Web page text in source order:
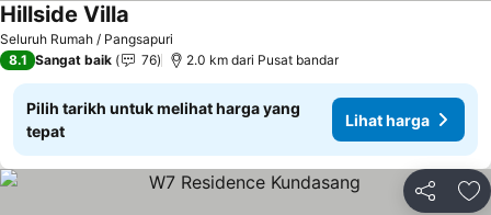
Seluruh Rumah / Pangsapuri
Hillside Villa
8.1 Sangat baik 76 2.0 km dari Pusat bandar
Pilih tarikh untuk melihat harga yang
tepat
Lihat harga
Kongsi